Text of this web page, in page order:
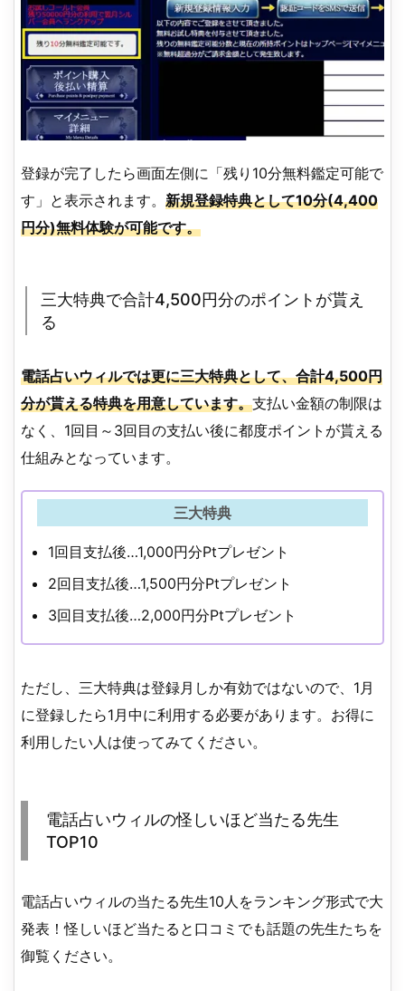
登録が完了したら画面左側に「残り10分無料鑑定可能で
す」と表示されます。 新規登録特典として10分(4,400
円分)無料体験が可能です。
三大特典で合計4,500円分のポイントが貰え
る
電話占いウィルでは更に三大特典として、合計4,500円
分が貰える特典を用意しています。支払い金額の制限は
なく、1回目～3回目の支払い後に都度ポイントが貰える
仕組みとなっています。
三大特典
1回目支払後…1,000円分Ptプレゼント
2回目支払後…1,500円分Ptプレゼント
3回目支払後…2,000円分Ptプレゼント
ただし、三大特典は登録月しか有効ではないので、1月
に登録したら1月中に利用する必要があります。お得に
利用したい人は使ってみてください。
電話占いウィルの怪しいほど当たる先生
TOP10
電話占いウィルの当たる先生10人をランキング形式で大
発表！怪しいほど当たると口コミでも話題の先生たちを
御覧ください。